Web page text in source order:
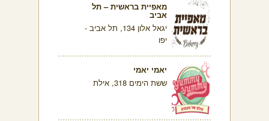
מאפיית בראשית – תל
אביב
יגאל אלון 134, תל אביב -
יפו
יאמי יאמי
ששת הימים 318, אילת